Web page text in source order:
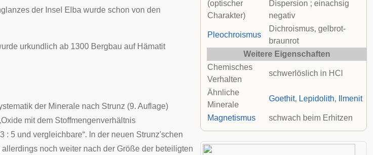
(optischer
Charakter)
Dispersion ; einachsig
negativ
Pleochroismus
Dichroismus, gelbrot-
braunrot
Weitere Eigenschaften
Chemisches
Verhalten
schwerlöslich in HCl
Ähnliche
Minerale
Goethit, Lepidolith, Ilmenit
Magnetismus schwach beim Erhitzen
der Insel Elba wurde schon von den
urkundlich ab 1300 Bergbau auf Hämatit
der Minerale nach Strunz (9. Auflage)
mit dem Stoffmengenverhältnis
: 5 und vergleichbare“. In der neuen Strunz'schen
noch weiter nach der Größe der beteiligten